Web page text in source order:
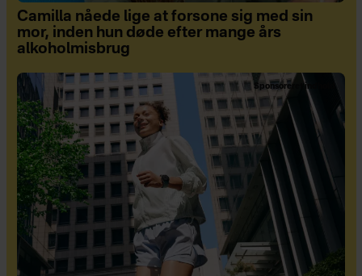
Camilla nåede lige at forsone sig med sin
mor, inden hun døde efter mange års
alkoholmisbrug
Sponsoreret indhold